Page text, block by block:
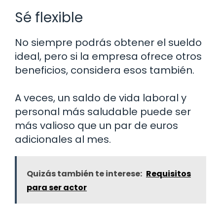
Sé flexible
No siempre podrás obtener el sueldo
ideal, pero si la empresa ofrece otros
beneficios, considera esos también.
A veces, un saldo de vida laboral y
personal más saludable puede ser
más valioso que un par de euros
adicionales al mes.
Quizás también te interese: Requisitos
para ser actor